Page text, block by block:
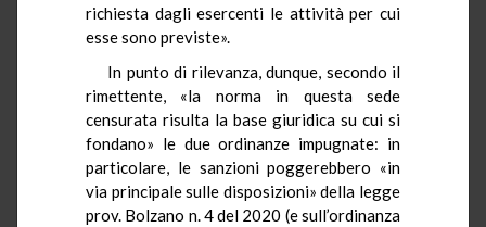
richiesta dagli esercenti le attività per cui
esse sono previste».
In punto di rilevanza, dunque, secondo il
rimettente, «la norma in questa sede
censurata risulta la base giuridica su cui si
fondano» le due ordinanze impugnate: in
particolare, le sanzioni poggerebbero «in
via principale sulle disposizioni» della legge
prov. Bolzano n. 4 del 2020 (e sull’ordinanza